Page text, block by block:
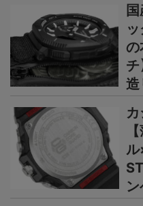
造
ル